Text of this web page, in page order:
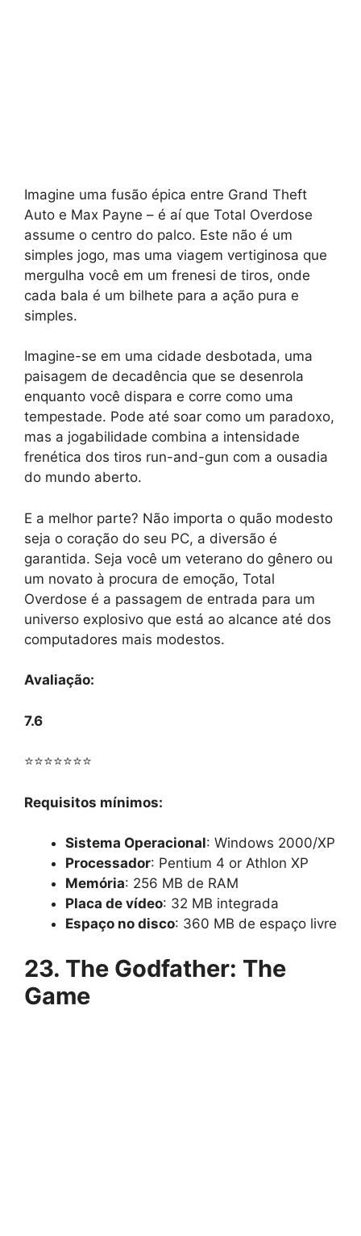
Imagine uma fusão épica entre Grand Theft
Auto e Max Payne – é aí que Total Overdose
assume o centro do palco. Este não é um
simples jogo, mas uma viagem vertiginosa que
mergulha você em um frenesi de tiros, onde
cada bala é um bilhete para a ação pura e
simples.
Imagine-se em uma cidade desbotada, uma
paisagem de decadência que se desenrola
enquanto você dispara e corre como uma
tempestade. Pode até soar como um paradoxo,
mas a jogabilidade combina a intensidade
frenética dos tiros run-and-gun com a ousadia
do mundo aberto.
E a melhor parte? Não importa o quão modesto
seja o coração do seu PC, a diversão é
garantida. Seja você um veterano do gênero ou
um novato à procura de emoção, Total
Overdose é a passagem de entrada para um
universo explosivo que está ao alcance até dos
computadores mais modestos.
Avaliação:
7.6
⭐⭐⭐⭐⭐⭐⭐
Requisitos mínimos:
Sistema Operacional: Windows 2000/XP
Processador: Pentium 4 or Athlon XP
Memória: 256 MB de RAM
Placa de vídeo: 32 MB integrada
Espaço no disco: 360 MB de espaço livre
23. The Godfather: The
Game